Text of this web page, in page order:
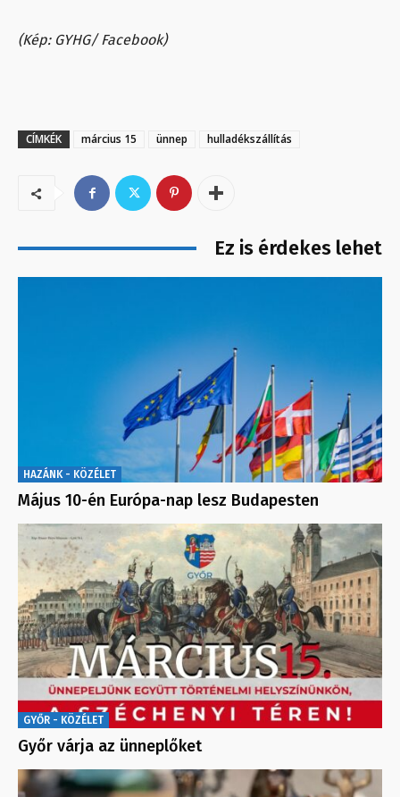
(Kép: GYHG/ Facebook)
CÍMKÉK március 15 ünnep hulladékszállítás
Ez is érdekes lehet
HAZÁNK - KÖZÉLET
Május 10-én Európa-nap lesz Budapesten
GYŐR - KÖZÉLET
Győr várja az ünneplőket